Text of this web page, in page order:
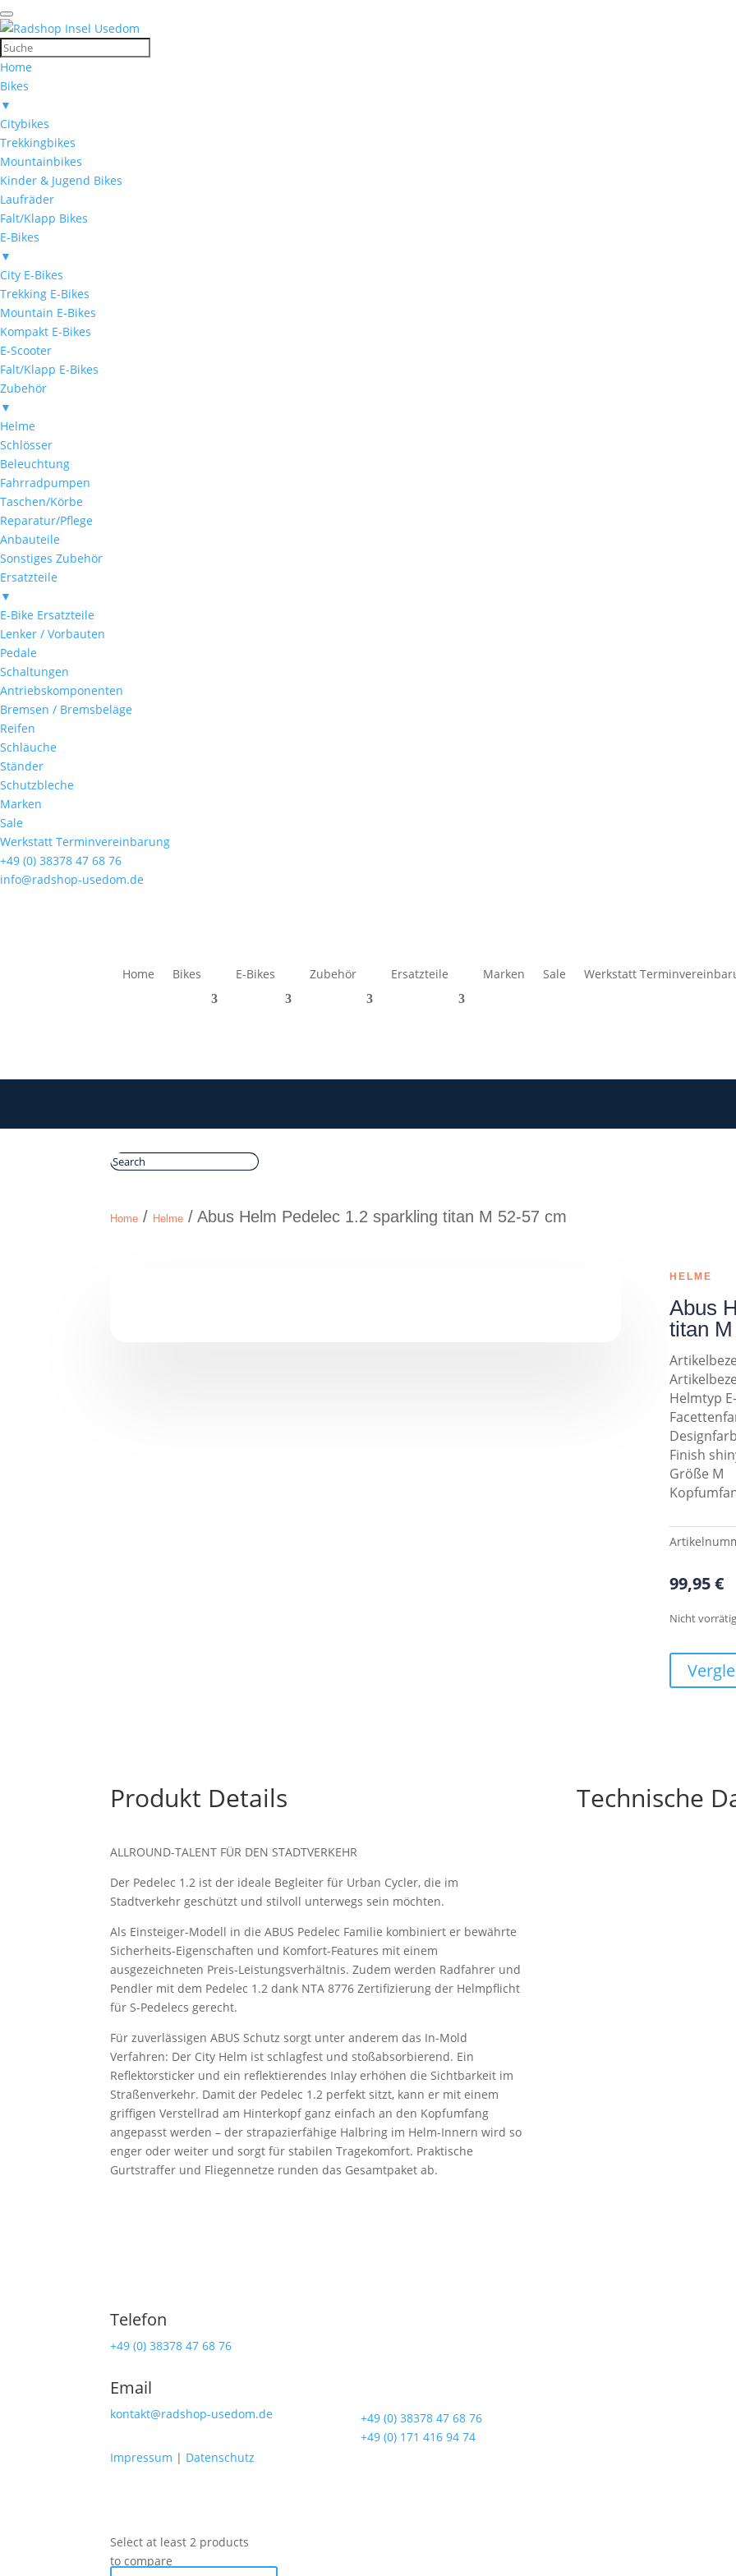
Home
Bikes
▼
Citybikes
Trekkingbikes
Mountainbikes
Kinder & Jugend Bikes
Laufräder
Falt/Klapp Bikes
E-Bikes
▼
City E-Bikes
Trekking E-Bikes
Mountain E-Bikes
Kompakt E-Bikes
E-Scooter
Falt/Klapp E-Bikes
Zubehör
▼
Helme
Schlösser
Beleuchtung
Fahrradpumpen
Taschen/Körbe
Reparatur/Pflege
Anbauteile
Sonstiges Zubehör
Ersatzteile
▼
E-Bike Ersatzteile
Lenker / Vorbauten
Pedale
Schaltungen
Antriebskomponenten
Bremsen / Bremsbeläge
Reifen
Schläuche
Ständer
Schutzbleche
Marken
Sale
Werkstatt Terminvereinbarung
+49 (0) 38378 47 68 76
info@radshop-usedom.de
Home Bikes E-Bikes Zubehör Ersatzteile Marken Sale Werkstatt
Home / Helme / Abus Helm Pedelec 1.2 sparkling titan M 52-57 cm
HELME
Abus
titan
Helmtyp
Finish
Größe M
99,95€
Nicht vorrätig
Produkt Details
ALLROUND-TALENT FÜR DEN STADTVERKEHR
Der Pedelec 1.2 ist der ideale Begleiter für Urban Cycler, die im
Stadtverkehr geschützt und stilvoll unterwegs sein möchten.
Als Einsteiger-Modell in die ABUS Pedelec Familie kombiniert er bewährte
Sicherheits-Eigenschaften und Komfort-Features mit einem
ausgezeichneten Preis-Leistungsverhältnis. Zudem werden Radfahrer und
Pendler mit dem Pedelec 1.2 dank NTA 8776 Zertifizierung der Helmpflicht
für S-Pedelecs gerecht.
Für zuverlässigen ABUS Schutz sorgt unter anderem das In-Mold
Verfahren: Der City Helm ist schlagfest und stoßabsorbierend. Ein
Reflektorsticker und ein reflektierendes Inlay erhöhen die Sichtbarkeit im
Straßenverkehr. Damit der Pedelec 1.2 perfekt sitzt, kann er mit einem
griffigen Verstellrad am Hinterkopf ganz einfach an den Kopfumfang
angepasst werden – der strapazierfähige Halbring im Helm-Innern wird so
enger oder weiter und sorgt für stabilen Tragekomfort. Praktische
Gurtstraffer und Fliegennetze runden das Gesamtpaket ab.
Technische
Telefon
+49 (0) 38378 47 68 76
Email
kontakt@radshop-usedom.de
Impressum | Datenschutz
+49 (0) 38378 47 68 76
+49 (0) 171 416 94 74
Select at least 2 products
to compare